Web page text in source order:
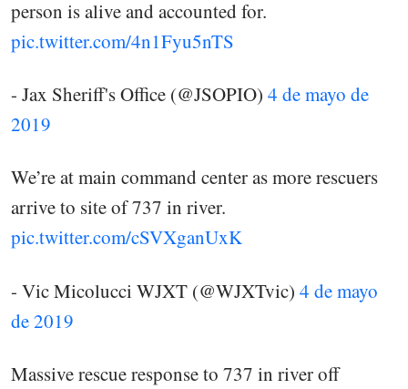
person is alive and accounted for.
pic.twitter.com/4n1Fyu5nTS
- Jax Sheriff's Office (@JSOPIO) 4 de mayo de
2019
We’re at main command center as more rescuers
arrive to site of 737 in river.
pic.twitter.com/cSVXganUxK
- Vic Micolucci WJXT (@WJXTvic) 4 de mayo
de 2019
Massive rescue response to 737 in river off